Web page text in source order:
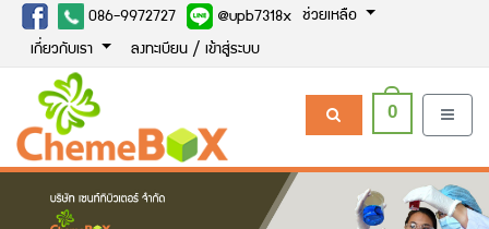
086-9972727 @upb7318x ช่วยเหลือ
เกี่ยวกับเรา ลงทะเบียน / เข้าสู่ระบบ
0